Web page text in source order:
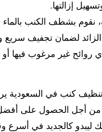
إزالتها.
نقوم بشطف الكنب
لضمان تجفيف سريع
روائح غير مرغوب
كنب في السعودية
من أجل الحصول على
ليبدو كالجديد في